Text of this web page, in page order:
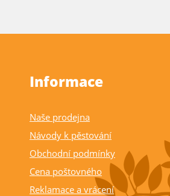
Informace
Naše prodejna
Návody k pěstování
Obchodní podmínky
Cena poštovného
Reklamace a vrácení